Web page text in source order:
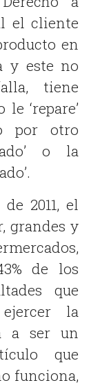
el cliente
en
y este no
tiene
‘repare’
por otro
o la
2011, el
grandes y
de los
que
la
a ser un
que
funciona,